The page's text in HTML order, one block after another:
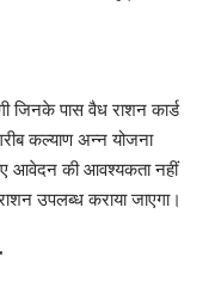
जिनके पास वैध राशन कार्ड
कल्याण अन्न योजना
आवेदन की आवश्यकता नहीं
उपलब्ध कराया जाएगा।